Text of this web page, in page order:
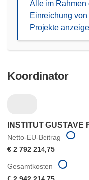
Fenster)
Alle im Rahmen
Einreichung
Projekte
Koordinator
INSTITUT GUSTAVE
Netto-EU-Beitrag
€ 2 792 214,75
Gesamtkosten